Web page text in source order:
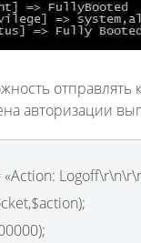
авторизации
«Action: